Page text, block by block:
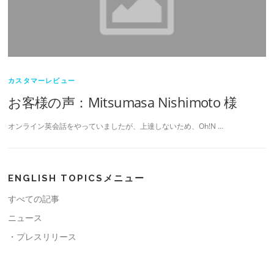
カスタマーレビュー
お客様の声：Mitsumasa Nishimoto 様
オンライン英会話をやっていましたが、上達しないため、Oh!N …
ENGLISH TOPICSメニュー
すべての記事
ニュース
・プレスリリース